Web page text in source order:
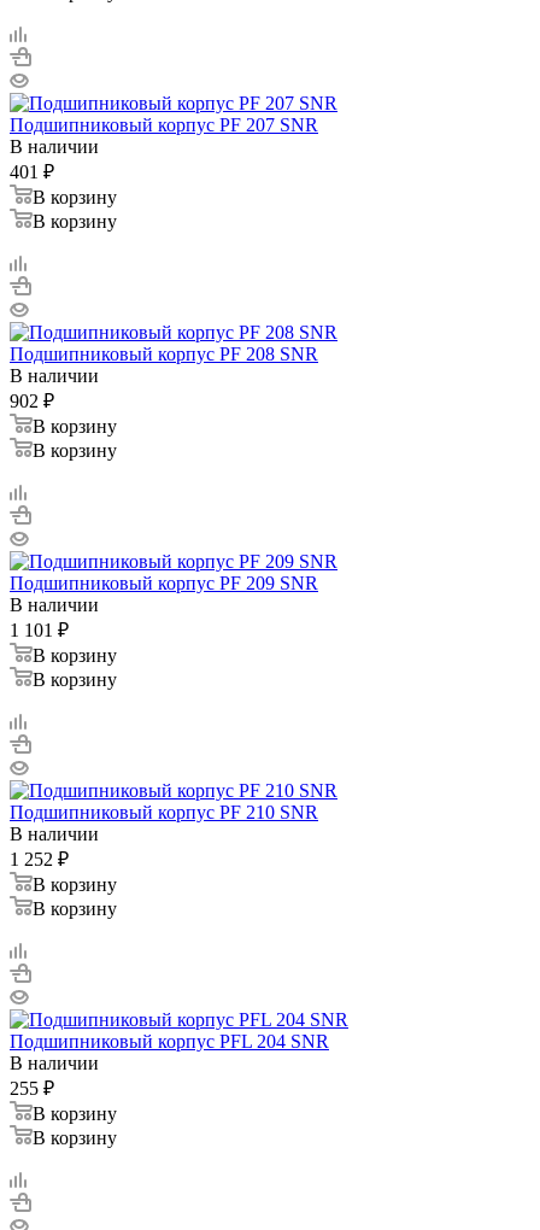
Подшипниковый корпус PF 207 SNR
В наличии
401 ₽
В корзину
В корзину
Подшипниковый корпус PF 208 SNR
В наличии
902 ₽
В корзину
В корзину
Подшипниковый корпус PF 209 SNR
В наличии
1 101 ₽
В корзину
В корзину
Подшипниковый корпус PF 210 SNR
В наличии
1 252 ₽
В корзину
В корзину
Подшипниковый корпус PFL 204 SNR
В наличии
255 ₽
В корзину
В корзину